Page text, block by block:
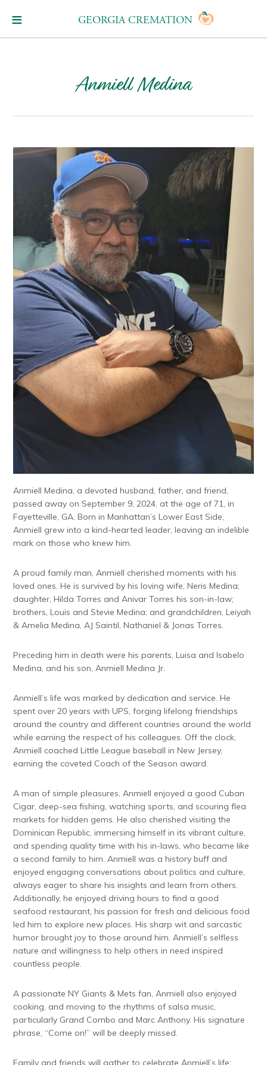
GEORGIA CREMATION
Anmiell Medina
Anmiell Medina, a devoted husband, father, and friend,
passed away on September 9, 2024, at the age of 71, in
Fayetteville, GA. Born in Manhattan’s Lower East Side,
Anmiell grew into a kind-hearted leader, leaving an indelible
mark on those who knew him.
A proud family man, Anmiell cherished moments with his
loved ones. He is survived by his loving wife, Neris Medina;
daughter, Hilda Torres and Anivar Torres his son-in-law;
brothers, Louis and Stevie Medina; and grandchildren, Leiyah
& Amelia Medina, AJ Saintil, Nathaniel & Jonas Torres.
Preceding him in death were his parents, Luisa and Isabelo
Medina, and his son, Anmiell Medina Jr.
Anmiell’s life was marked by dedication and service. He
spent over 20 years with UPS, forging lifelong friendships
around the country and different countries around the world
while earning the respect of his colleagues. Off the clock,
Anmiell coached Little League baseball in New Jersey,
earning the coveted Coach of the Season award.
A man of simple pleasures, Anmiell enjoyed a good Cuban
Cigar, deep-sea fishing, watching sports, and scouring flea
markets for hidden gems. He also cherished visiting the
Dominican Republic, immersing himself in its vibrant culture,
and spending quality time with his in-laws, who became like
a second family to him. Anmiell was a history buff and
enjoyed engaging conversations about politics and culture,
always eager to share his insights and learn from others.
Additionally, he enjoyed driving hours to find a good
seafood restaurant, his passion for fresh and delicious food
led him to explore new places. His sharp wit and sarcastic
humor brought joy to those around him. Anmiell’s selfless
nature and willingness to help others in need inspired
countless people.
A passionate NY Giants & Mets fan, Anmiell also enjoyed
cooking, and moving to the rhythms of salsa music,
particularly Grand Combo and Marc Anthony. His signature
phrase, “Come on!” will be deeply missed.
Family and friends will gather to celebrate Anmiell’s life: